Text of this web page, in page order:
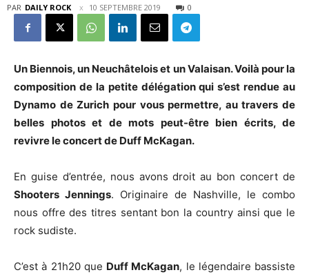
PAR DAILY ROCK 10 SEPTEMBRE 2019 0
Un Biennois, un Neuchâtelois et un Valaisan. Voilà pour la
composition de la petite délégation qui s’est rendue au
Dynamo de Zurich pour vous permettre, au travers de
belles photos et de mots peut-être bien écrits, de
revivre le concert de Duff McKagan.
En guise d’entrée, nous avons droit au bon concert de
Shooters Jennings. Originaire de Nashville, le combo
nous offre des titres sentant bon la country ainsi que le
rock sudiste.
C’est à 21h20 que Duff McKagan, le légendaire bassiste